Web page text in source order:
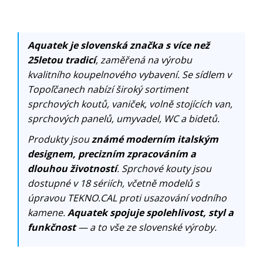
Aquatek je slovenská značka s více než
25letou tradicí, zaměřená na výrobu
kvalitního koupelnového vybavení. Se sídlem v
Topoľčanech nabízí široký sortiment
sprchových koutů, vaniček, volně stojících van,
sprchových panelů, umyvadel, WC a bidetů.
Produkty jsouznámé moderním italským
designem, precizním zpracováním a
dlouhou životností. Sprchové kouty jsou
dostupné v 18 sériích, včetně modelů s
úpravou TEKNO.CAL proti usazování vodního
kamene.Aquatek spojuje spolehlivost, styl a
funkčnost— a to vše ze slovenské výroby.